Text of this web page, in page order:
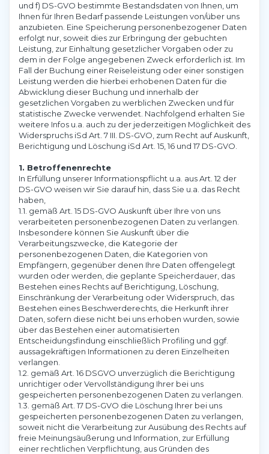
und f) DS-GVO bestimmte Bestandsdaten von Ihnen, um
Ihnen für Ihren Bedarf passende Leistungen von/über uns
anzubieten. Eine Speicherung personenbezogener Daten
erfolgt nur, soweit dies zur Erbringung der gebuchten
Leistung, zur Einhaltung gesetzlicher Vorgaben oder zu
dem in der Folge angegebenen Zweck erforderlich ist. Im
Fall der Buchung einer Reiseleistung oder einer sonstigen
Leistung werden die hierbei erhobenen Daten für die
Abwicklung dieser Buchung und innerhalb der
gesetzlichen Vorgaben zu werblichen Zwecken und für
statistische Zwecke verwendet. Nachfolgend erhalten Sie
weitere Infos u.a. auch zu der jederzeitigen Möglichkeit des
Widerspruchs iSd Art. 7 III. DS-GVO, zum Recht auf Auskunft,
Berichtigung und Löschung iSd Art. 15, 16 und 17 DS-GVO.
1. Betroffenenrechte
In Erfüllung unserer Informationspflicht u.a. aus Art. 12 der
DS-GVO weisen wir Sie darauf hin, dass Sie u.a. das Recht
haben,
1.1. gemäß Art. 15 DS-GVO Auskunft über Ihre von uns
verarbeiteten personenbezogenen Daten zu verlangen.
Insbesondere können Sie Auskunft über die
Verarbeitungszwecke, die Kategorie der
personenbezogenen Daten, die Kategorien von
Empfängern, gegenüber denen Ihre Daten offengelegt
wurden oder werden, die geplante Speicherdauer, das
Bestehen eines Rechts auf Berichtigung, Löschung,
Einschränkung der Verarbeitung oder Widerspruch, das
Bestehen eines Beschwerderechts, die Herkunft ihrer
Daten, sofern diese nicht bei uns erhoben wurden, sowie
über das Bestehen einer automatisierten
Entscheidungsfindung einschließlich Profiling und ggf.
aussagekräftigen Informationen zu deren Einzelheiten
verlangen.
1.2. gemäß Art. 16 DSGVO unverzüglich die Berichtigung
unrichtiger oder Vervollständigung Ihrer bei uns
gespeicherten personenbezogenen Daten zu verlangen.
1.3. gemäß Art. 17 DS-GVO die Löschung Ihrer bei uns
gespeicherten personenbezogenen Daten zu verlangen,
soweit nicht die Verarbeitung zur Ausübung des Rechts auf
freie Meinungsäußerung und Information, zur Erfüllung
einer rechtlichen Verpflichtung, aus Gründen des